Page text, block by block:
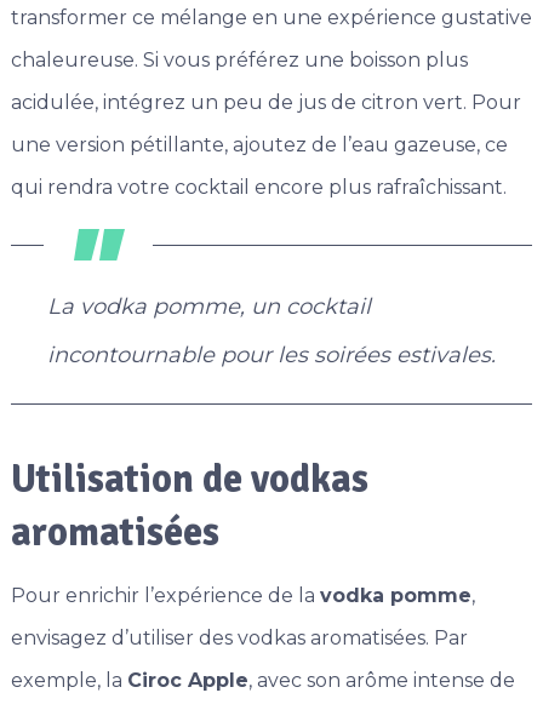
transformer ce mélange en une expérience gustative
chaleureuse. Si vous préférez une boisson plus
acidulée, intégrez un peu de jus de citron vert. Pour
une version pétillante, ajoutez de l’eau gazeuse, ce
qui rendra votre cocktail encore plus rafraîchissant.
La vodka pomme, un cocktail
incontournable pour les soirées estivales.
Utilisation de vodkas
aromatisées
Pour enrichir l’expérience de la vodka pomme,
envisagez d’utiliser des vodkas aromatisées. Par
exemple, la Ciroc Apple, avec son arôme intense de